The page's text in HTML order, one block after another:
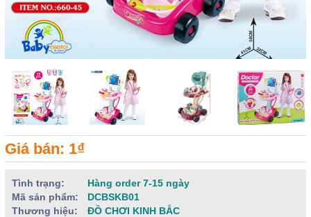
Giá bán: 1₫
Tình trạng:
Hàng order 7-15 ngày
Mã sản phẩm:
DCBSKB01
Thương hiệu:
ĐỒ CHƠI KINH BẮC